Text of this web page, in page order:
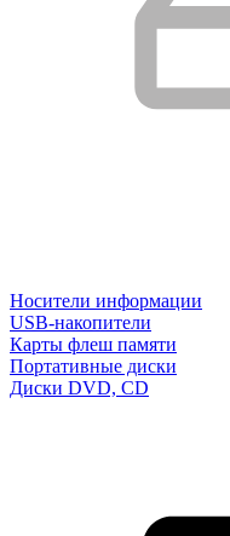
Носители информации
USB-накопители
Карты флеш памяти
Портативные диски
Диски DVD, CD